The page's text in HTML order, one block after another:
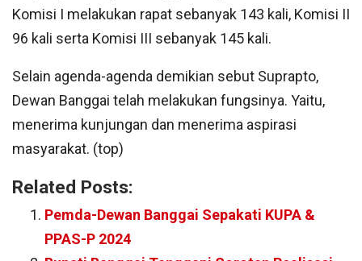
Komisi I melakukan rapat sebanyak 143 kali, Komisi II
96 kali serta Komisi III sebanyak 145 kali.
Selain agenda-agenda demikian sebut Suprapto,
Dewan Banggai telah melakukan fungsinya. Yaitu,
menerima kunjungan dan menerima aspirasi
masyarakat. (top)
Related Posts:
Pemda-Dewan Banggai Sepakati KUPA &
PPAS-P 2024